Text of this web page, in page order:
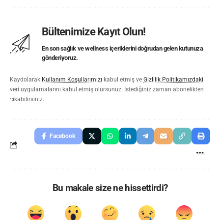
Bültenimize Kayıt Olun!
En son sağlık ve wellness içeriklerini doğrudan gelen kutunuza
gönderiyoruz.
Kaydolarak Kullanım Koşullarımızı kabul etmiş ve Gizlilik Politikamızdaki
veri uygulamalarını kabul etmiş olursunuz. İstediğiniz zaman abonelikten
çıkabilirsiniz.
Facebook
Bu makale size ne hissettirdi?